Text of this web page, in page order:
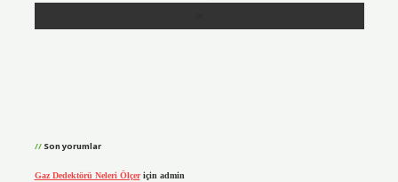
Son yorumlar
Gaz Dedektörü Neleri Ölçeriçin admin